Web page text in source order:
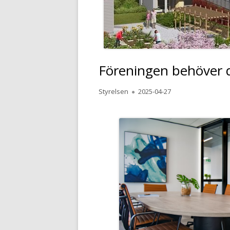
UTHYRNING
Föreningen behöver
Författare
Styrelsen
Publicerat
2025-04-27